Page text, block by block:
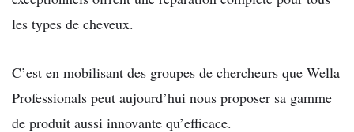
les types de cheveux.
C’est en mobilisant des groupes de chercheurs que Wella
Professionals peut aujourd’hui nous proposer sa gamme
de produit aussi innovante qu’efficace.